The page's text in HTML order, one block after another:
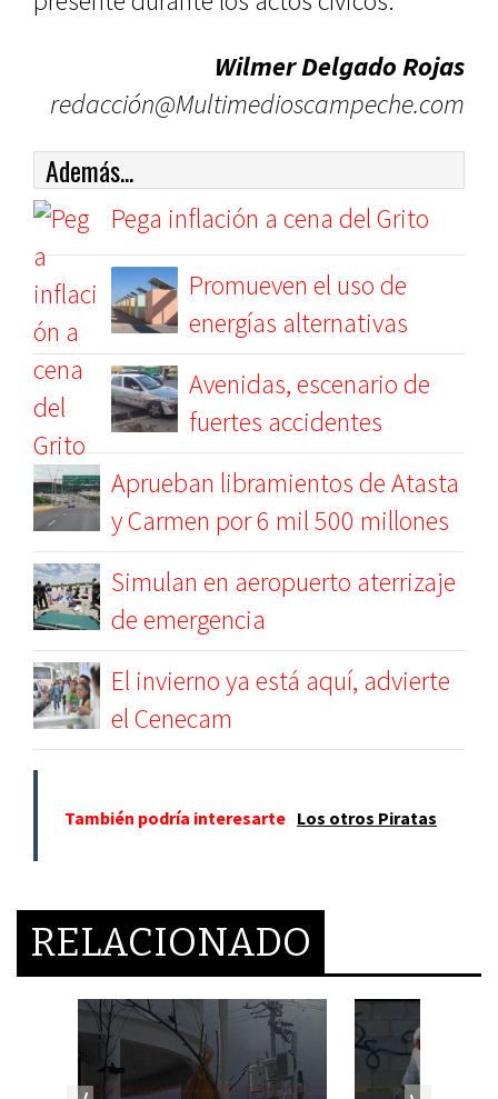
Wilmer Delgado Rojas
redacción@Multimedioscampeche.com
Además...
Pega inflación a cena del Grito
Promueven el uso de
energías alternativas
Avenidas, escenario de
fuertes accidentes
Aprueban libramientos de Atasta
y Carmen por 6 mil 500 millones
Simulan en aeropuerto aterrizaje
de emergencia
El invierno ya está aquí, advierte
el Cenecam
También podría interesarte Los otros Piratas
RELACIONADO